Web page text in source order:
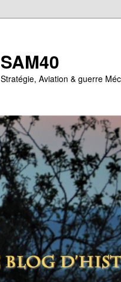
SAM40
Stratégie, Aviation & guerre